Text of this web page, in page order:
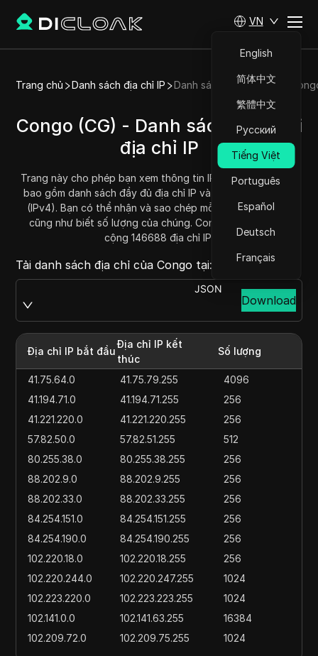
VN
English
简体中文
繁體中文
Русский
Tiếng Việt
Português
Español
Deutsch
Français
Trang chủ Danh sách địa chỉ IP Danh sách địa chỉ IP của
Congo (CG) - Danh sách/Phạm vi
địa chỉ IP
Trang này cho phép bạn xem thông tin IP của Congo (CG),
bao gồm danh sách đầy đủ địa chỉ IP và phạm vi địa chỉ IP
(IPv4). Bạn có thể nhận và sao chép mỗi phạm vi địa chỉ,
cũng như biết số lượng của chúng. Congo hiện có tổng
cộng 146688 địa chỉ IP.
Tải danh sách địa chỉ của Congo tại:
JSON
Download
Địa chỉ IP bắt đầu
Địa chỉ IP kết
thúc
Số lượng
41.75.64.0 41.75.79.255
4096
41.194.71.0
41.194.71.255
256
41.221.220.0
41.221.220.255
256
57.82.50.0
57.82.51.255
512
80.255.38.0
80.255.38.255
256
88.202.9.0
88.202.9.255
256
88.202.33.0
88.202.33.255
256
84.254.151.0
84.254.151.255
256
84.254.190.0
84.254.190.255
256
102.220.18.0
102.220.18.255
256
102.220.244.0
102.220.247.255
1024
102.223.220.0
102.223.223.255
1024
102.141.0.0
102.141.63.255
16384
102.209.72.0
102.209.75.255
1024